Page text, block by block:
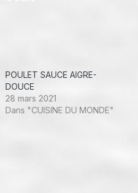
POULET SAUCE AIGRE-
DOUCE
28 mars 2021
Dans "CUISINE DU MONDE"